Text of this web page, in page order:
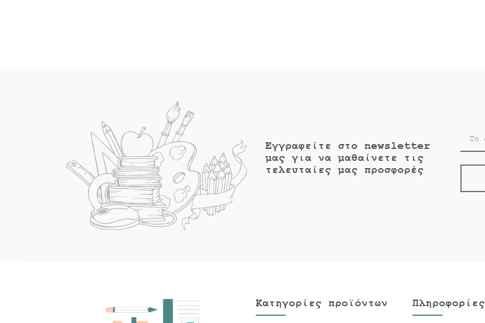
Εγγραφείτε στο newsletter
μας για να μαθαίνετε τις
τελευταίες μας προσφορές
Κατηγορίες προϊόντων Πληροφορίες